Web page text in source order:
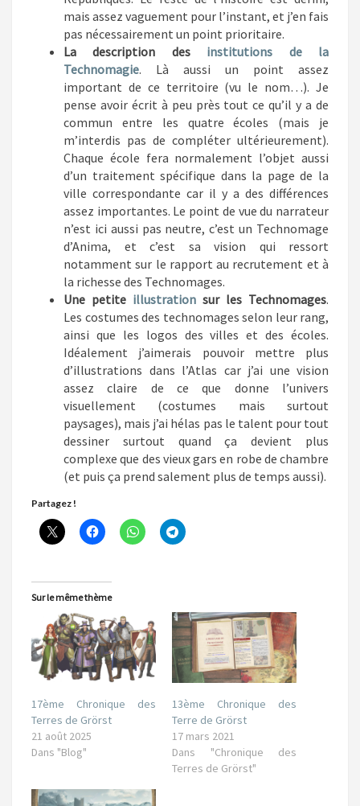
mais assez vaguement pour l’instant, et j’en fais
pas nécessairement un point prioritaire.
La description des institutions de la
Technomagie. Là aussi un point assez
important de ce territoire (vu le nom…). Je
pense avoir écrit à peu près tout ce qu’il y a de
commun entre les quatre écoles (mais je
m’interdis pas de compléter ultérieurement).
Chaque école fera normalement l’objet aussi
d’un traitement spécifique dans la page de la
ville correspondante car il y a des différences
assez importantes. Le point de vue du narrateur
n’est ici aussi pas neutre, c’est un Technomage
d’Anima, et c’est sa vision qui ressort
notamment sur le rapport au recrutement et à
la richesse des Technomages.
Une petite illustration sur les Technomages.
Les costumes des technomages selon leur rang,
ainsi que les logos des villes et des écoles.
Idéalement j’aimerais pouvoir mettre plus
d’illustrations dans l’Atlas car j’ai une vision
assez claire de ce que donne l’univers
visuellement (costumes mais surtout
paysages), mais j’ai hélas pas le talent pour tout
dessiner surtout quand ça devient plus
complexe que des vieux gars en robe de chambre
(et puis ça prend salement plus de temps aussi).
Partagez !
Sur le même thème
17ème Chronique des
Terres de Grörst
21 août 2025
Dans "Blog"
13ème Chronique des
Terre de Grörst
17 mars 2021
Dans "Chronique des
Terres de Grörst"